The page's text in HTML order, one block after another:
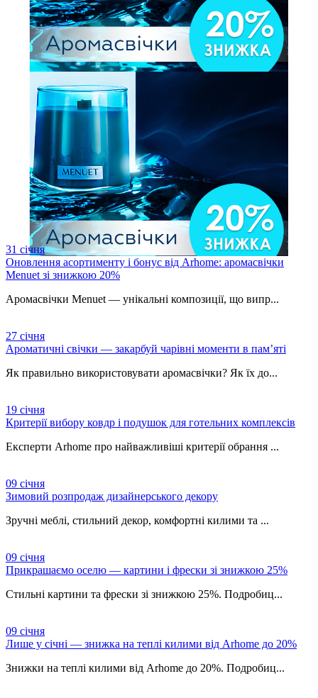
31 січня
Оновлення асортименту і бонус від Arhome: аромасвічки
Menuet зі знижкою 20%
Аромасвічки Menuet — унікальні композиції, що випр...
27 січня
Ароматичні свічки — закарбуй чарівні моменти в пам’яті
Як правильно використовувати аромасвічки? Як їх до...
19 січня
Критерії вибору ковдр і подушок для готельних комплексів
Експерти Arhome про найважливіші критерії обрання ...
09 січня
Зимовий розпродаж дизайнерського декору
Зручні меблі, стильний декор, комфортні килими та ...
09 січня
Прикрашаємо оселю — картини і фрески зі знижкою 25%
Стильні картини та фрески зі знижкою 25%. Подробиц...
09 січня
Лише у січні — знижка на теплі килими від Arhome до 20%
Знижки на теплі килими від Arhome до 20%. Подробиц...